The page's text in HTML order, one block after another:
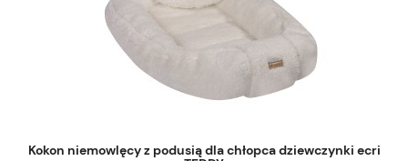
Kokon niemowlęcy z podusią dla chłopca dziewczynki ecri